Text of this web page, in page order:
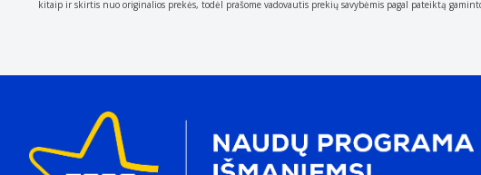
kitaip ir skirtis nuo originalios prekės, todėl prašome vadovautis prekių savybėmis pagal pateiktą